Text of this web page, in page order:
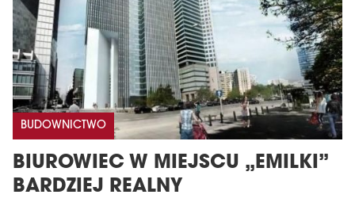
BUDOWNICTWO
BIUROWIEC W MIEJSCU „EMILKI”
BARDZIEJ REALNY